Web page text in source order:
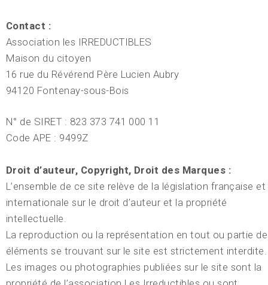
Contact :
Association les IRREDUCTIBLES
Maison du citoyen
16 rue du Révérend Père Lucien Aubry
94120 Fontenay-sous-Bois
N° de SIRET : 823 373 741 000 11
Code APE : 9499Z
Droit d’auteur, Copyright, Droit des Marques :
L’ensemble de ce site relève de la législation française et
internationale sur le droit d’auteur et la propriété
intellectuelle.
La reproduction ou la représentation en tout ou partie
éléments se trouvant sur le site est strictement interdite.
Les images ou photographies publiées sur le site sont la